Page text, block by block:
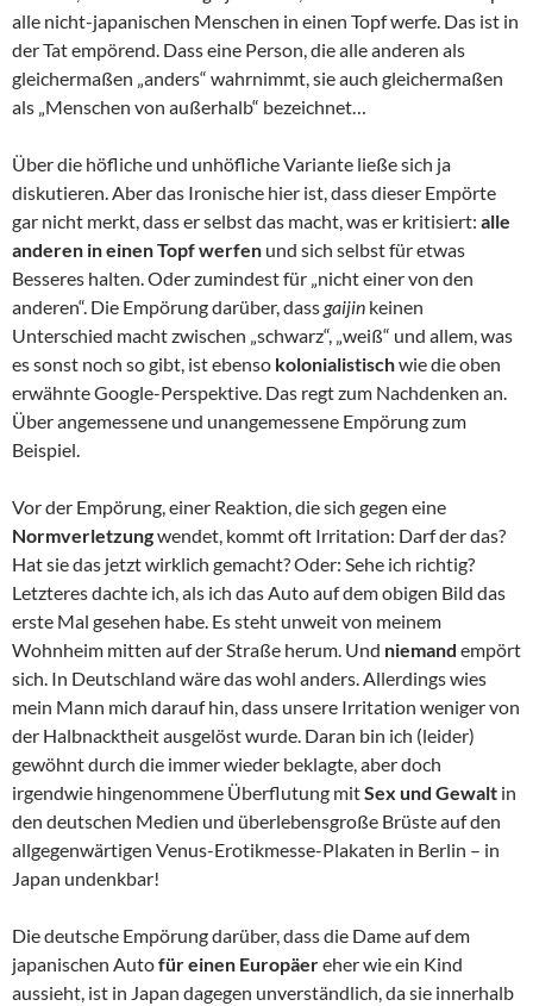
alle nicht-japanischen Menschen in einen Topf werfe. Das ist in
der Tat empörend. Dass eine Person, die alle anderen als
gleichermaßen „anders“ wahrnimmt, sie auch gleichermaßen
als „Menschen von außerhalb“ bezeichnet…
Über die höfliche und unhöfliche Variante ließe sich ja
diskutieren. Aber das Ironische hier ist, dass dieser Empörte
gar nicht merkt, dass er selbst das macht, was er kritisiert: alle
anderen in einen Topf werfen und sich selbst für etwas
Besseres halten. Oder zumindest für „nicht einer von den
anderen“. Die Empörung darüber, dass gaijin keinen
Unterschied macht zwischen „schwarz“, „weiß“ und allem, was
es sonst noch so gibt, ist ebenso kolonialistischwie die oben
erwähnte Google-Perspektive. Das regt zum Nachdenken an.
Über angemessene und unangemessene Empörung zum
Beispiel.
Vor der Empörung, einer Reaktion, die sich gegen eine
Normverletzungwendet, kommt oft Irritation: Darf der das?
Hat sie das jetzt wirklich gemacht? Oder: Sehe ich richtig?
Letzteres dachte ich, als ich das Auto auf dem obigen Bild das
erste Mal gesehen habe. Es steht unweit von meinem
Wohnheim mitten auf der Straße herum. Und niemand empört
sich. In Deutschland wäre das wohl anders. Allerdings wies
mein Mann mich darauf hin, dass unsere Irritation weniger von
der Halbnacktheit ausgelöst wurde. Daran bin ich (leider)
gewöhnt durch die immer wieder beklagte, aber doch
irgendwie hingenommene Überflutung mitSex und Gewalt in
den deutschen Medien und überlebensgroße Brüste auf den
allgegenwärtigen Venus-Erotikmesse-Plakaten in Berlin – in
Japan undenkbar!
Die deutsche Empörung darüber, dass die Dame auf dem
japanischen Autofür einen Europäereher wie ein Kind
aussieht, ist in Japan dagegen unverständlich, da sie innerhalb